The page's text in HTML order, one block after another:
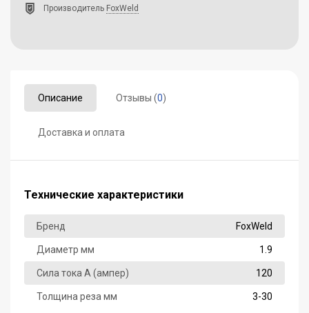
Описание Отзывы (0)
Доставка и оплата
Технические характеристики
Бренд FoxWeld
Диаметр мм 1.9
Сила тока А (ампер) 120
Толщина реза мм 3-30
Производитель FoxWeld